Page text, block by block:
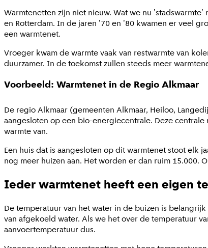
Warmtenetten zijn niet nieuw. Wat we nu
en Rotterdam. In de jaren '70 en '80 kwamen er veel
een warmtenet.
Vroeger kwam de warmte vaak van restwarmte van
duurzamer. In de toekomst zullen steeds meer
Voorbeeld: Warmtenet in de Regio Alkmaar
De regio Alkmaar (gemeenten Alkmaar, Heiloo,
aangesloten op een bio-energiecentrale. Deze
warmte van.
Een huis dat is aangesloten op dit warmtenet stoot elk
nog meer huizen aan. Het worden er dan ruim 15.000.
Ieder warmtenet heeft een eigen
De temperatuur van het water in de buizen is
van afgekoeld water. Als we het over de temperatuur
aanvoertemperatuur dus.